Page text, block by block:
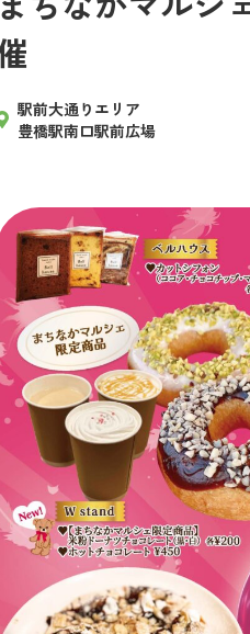
駅前大通りエリア
豊橋駅南口駅前広場